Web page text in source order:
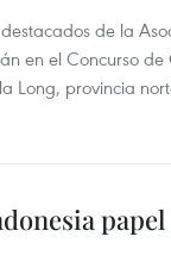
de la
en el Concurso
Long, provincia